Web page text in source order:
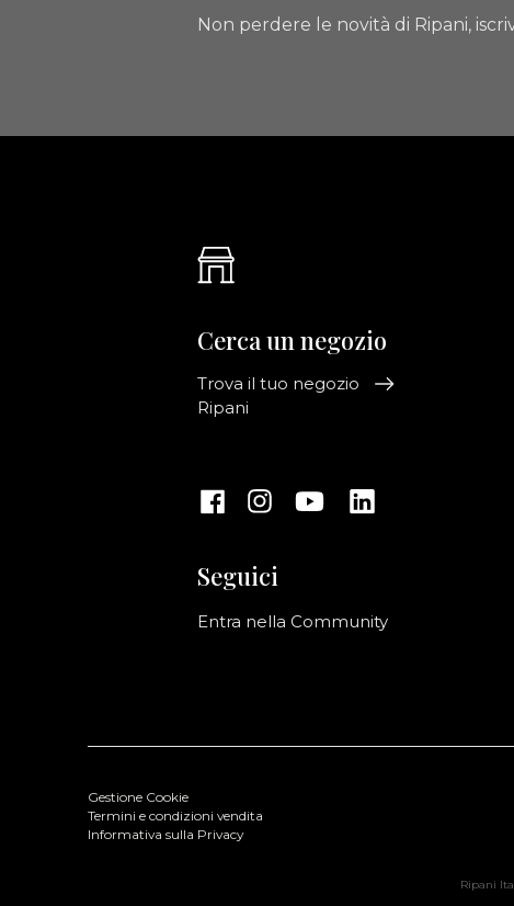
Non perdere le novità di Ripani,
Cerca un negozio
Trova il tuo negozio
Ripani
Seguici
Entra nella Community
Gestione Cookie
Termini e condizioni vendita
Informativa sulla Privacy
Ripani